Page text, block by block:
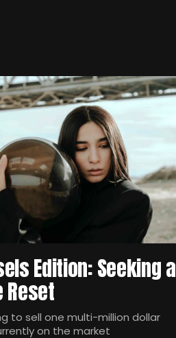
Edition: Seeking a
Reset
to sell one multi-million dollar
on the market